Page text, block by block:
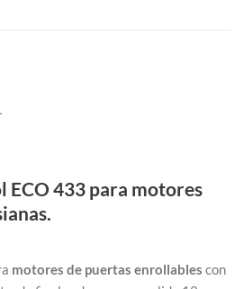
ECO 433 para motores
motores de puertas enrollables con